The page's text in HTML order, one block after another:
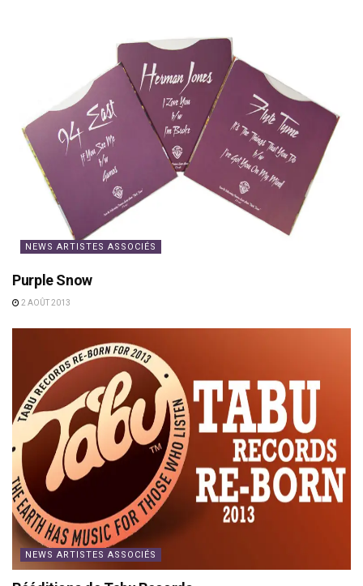
NEWS ARTISTES ASSOCIÉS
Purple Snow
2 AOÛT 2013
NEWS ARTISTES ASSOCIÉS